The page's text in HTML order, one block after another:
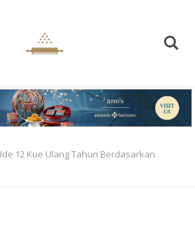
Ide 12 Kue Ulang Tahun Berdasarkan